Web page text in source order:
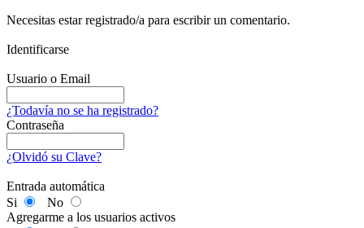
Necesitas estar registrado/a para escribir un comentario.
Identificarse
Usuario o Email
¿Todavía no se ha registrado?
Contraseña
¿Olvidó su Clave?
Entrada automática
Si
No
Agregarme a los usuarios activos